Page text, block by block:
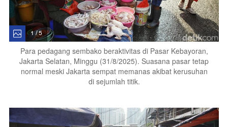
1 / 5
Para pedagang sembako beraktivitas di Pasar Kebayoran,
Jakarta Selatan, Minggu (31/8/2025). Suasana pasar tetap
normal meski Jakarta sempat memanas akibat kerusuhan
di sejumlah titik.